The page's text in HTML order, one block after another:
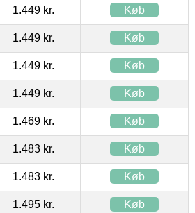
1.449 kr. Køb
1.449 kr. Køb
1.449 kr. Køb
1.449 kr. Køb
1.469 kr. Køb
1.483 kr. Køb
1.483 kr. Køb
1.495 kr. Køb